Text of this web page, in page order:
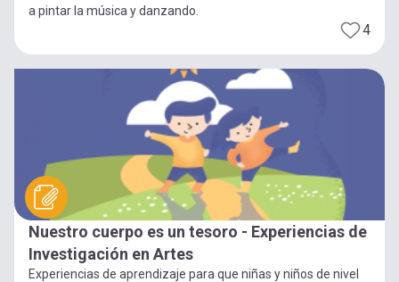
a pintar la música y danzando.
4
Nuestro cuerpo es un tesoro - Experiencias de
Investigación en Artes
Experiencias de aprendizaje para que niñas y niños de nivel